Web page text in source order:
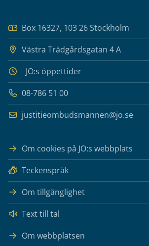
Box 16327, 103 26 Stockholm
Västra Trädgårdsgatan 4 A
JO:s öppettider
08-786 51 00
justitieombudsmannen@jo.se
Om cookies på JO:s webbplats
Teckenspråk
Om tillgänglighet
Text till tal
Om webbplatsen